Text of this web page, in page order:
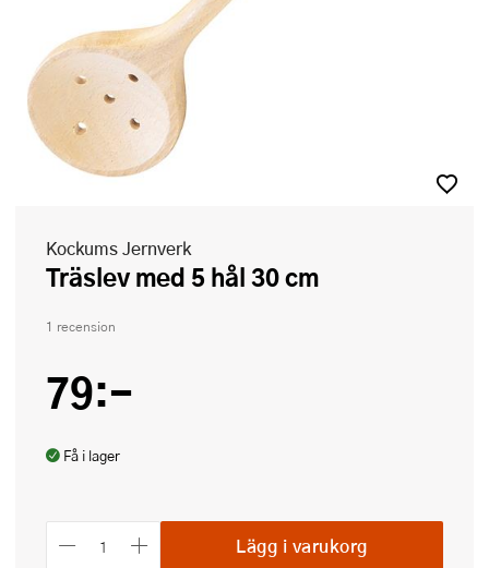
Kockums Jernverk
Träslev med 5 hål 30 cm
1 recension
79:-
Få i lager
Lägg i varukorg